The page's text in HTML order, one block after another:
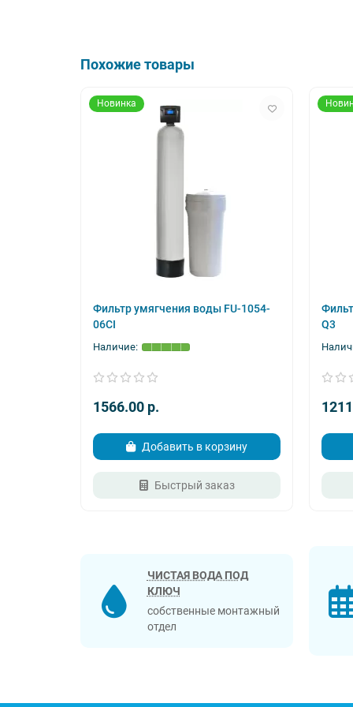
Клапан отслеживает расход воды и запускает
• Только засыпка соли
Производительность рабочая/
Объём фильтрующего
Расход воды на регенерацию
Режимы
Длительность
Температура
Диаметр подключения
Похожие товары
Новинка
Фильтр умягчения воды FU-1054-
06CI
1566.00 p.
Добавить в корзину
Быстрый заказ
Q3
ЧИСТАЯ ВОДА ПОД
КЛЮЧ
собственные монтажный
отдел